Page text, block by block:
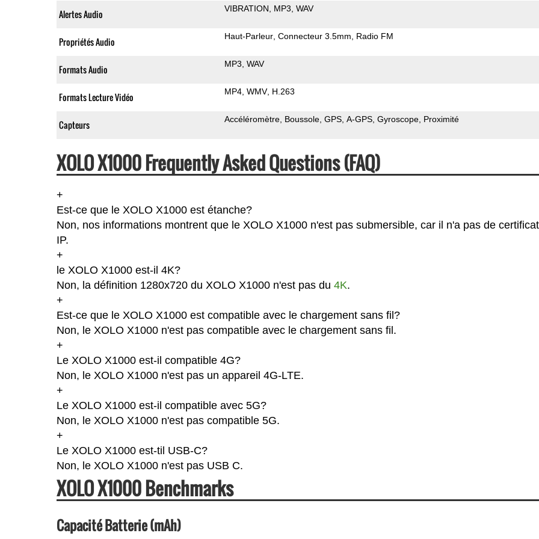
Alertes Audio VIBRATION MP3 WAV
Propriétés Audio Haut-Parleur Connecteur 3.5mm Radio FM
Formats Audio MP3 WAV
Formats Lecture Vidéo MP4 WMV H.263
Capteurs Accéléromètre Boussole GPS A-GPS Gyroscope Proximité
XOLO X1000 Frequently Asked Questions (FAQ)
+
Est-ce que le XOLO X1000 est étanche?
Non, nos informations montrent que le XOLO X1000 n'est pas submersible, car il n'a pas de
IP.
+
le XOLO X1000 est-il 4K?
Non, la définition 1280x720 du XOLO X1000 n'est pas du 4K.
+
Est-ce que le XOLO X1000 est compatible avec le chargement sans fil?
Non, le XOLO X1000 n'est pas compatible avec le chargement sans fil.
+
Le XOLO X1000 est-il compatible 4G?
Non, le XOLO X1000 n'est pas un appareil 4G-LTE.
+
Le XOLO X1000 est-il compatible avec 5G?
Non, le XOLO X1000 n'est pas compatible 5G.
+
Le XOLO X1000 est-til USB-C?
Non, le XOLO X1000 n'est pas USB C.
XOLO X1000 Benchmarks
Capacité Batterie (mAh)